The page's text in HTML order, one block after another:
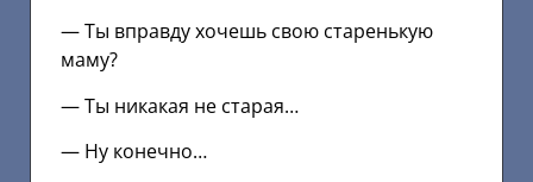
— Ты вправду хочешь свою старенькую
маму?
— Ты никакая не старая…
— Ну конечно…